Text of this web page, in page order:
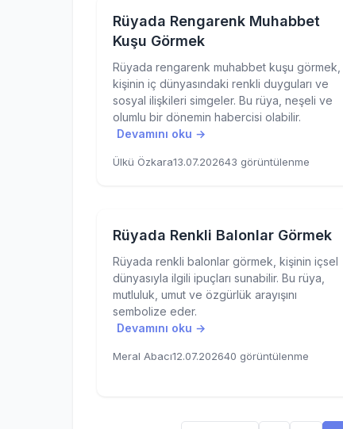
Rüyada Rengarenk Muhabbet
Kuşu Görmek
Rüyada rengarenk muhabbet kuşu görmek,
kişinin iç dünyasındaki renkli duyguları ve
sosyal ilişkileri simgeler. Bu rüya, neşeli ve
olumlu bir dönemin habercisi olabilir.
Devamını oku →
Ülkü Özkara13.07.202643 görüntülenme
Rüyada Renkli Balonlar Görmek
Rüyada renkli balonlar görmek, kişinin içsel
dünyasıyla ilgili ipuçları sunabilir. Bu rüya,
mutluluk, umut ve özgürlük arayışını
sembolize eder.
Devamını oku →
Meral Abacı12.07.202640 görüntülenme